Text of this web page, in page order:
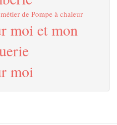
de Pompe à chaleur
moi et mon
moi